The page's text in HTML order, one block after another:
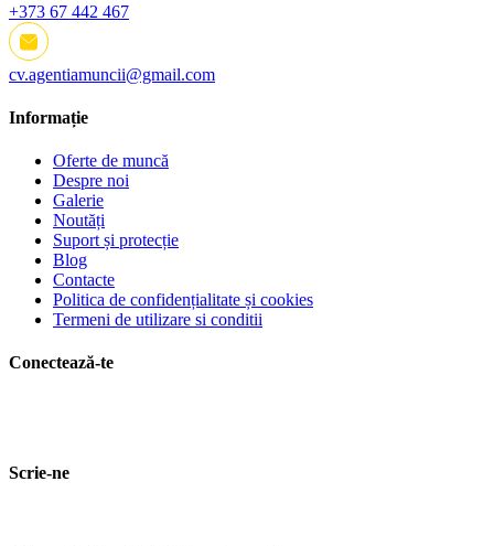
+373 67 442 467
cv.agentiamuncii@gmail.com
Informație
Oferte de muncă
Despre noi
Galerie
Noutăți
Suport și protecție
Blog
Contacte
Politica de confidențialitate și cookies
Termeni de utilizare si conditii
Conectează-te
Scrie-ne